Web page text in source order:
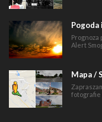
Pogoda
Prognoza
Alert
Mapa /
fotografie